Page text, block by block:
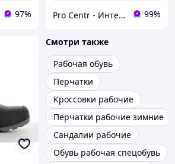
97% Pro Centr - Интернет-магазин спецодежды, спецобуви и средств индивидуальной защиты 99%
Смотри также
Рабочая обувь
Перчатки
Кроссовки рабочие
Перчатки рабочие зимние
Сандалии рабочие
Обувь рабочая спецобувь